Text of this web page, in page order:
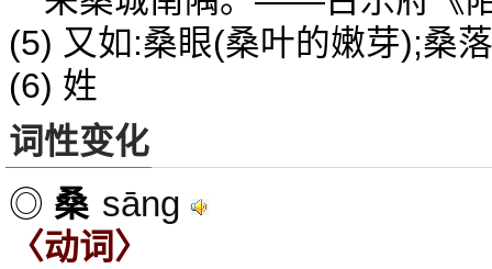
(5) 又如:桑眼(桑叶的嫩芽);桑
(6) 姓
词性变化
◎ 桑 sāng
〈动词〉